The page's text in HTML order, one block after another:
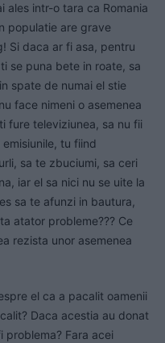
ales intr-o tara ca Romania
populatie are grave
Si daca ar fi asa, pentru
se puna bete in roate, sa
spate de numai el stie
face nimeni o asemenea
fure televiziunea, sa nu fii
tu fiind
sa te zbuciumi, sa ceri
iar el sa nici nu se uite la
sa te afunzi in bautura,
atator probleme??? Ce
rezista unor asemenea
el ca a pacalit oamenii
Daca acestia au donat
problema? Fara acei